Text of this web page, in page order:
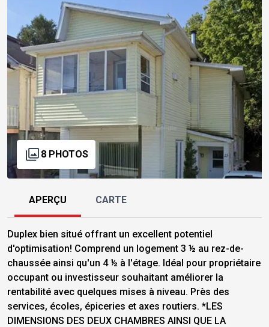
8 PHOTOS
APERÇU CARTE
Duplex bien situé offrant un excellent potentiel
d'optimisation! Comprend un logement 3 ½ au rez-de-
chaussée ainsi qu'un 4 ½ à l'étage. Idéal pour propriétaire
occupant ou investisseur souhaitant améliorer la
rentabilité avec quelques mises à niveau. Près des
services, écoles, épiceries et axes routiers. *LES
DIMENSIONS DES DEUX CHAMBRES AINSI QUE LA